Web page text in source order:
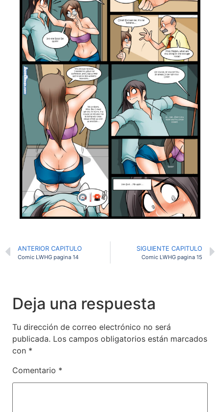
ANTERIOR CAPITULO
Comic LWHG pagina 14
SIGUIENTE CAPITULO
Comic LWHG pagina 15
Deja una respuesta
Tu dirección de correo electrónico no será
publicada. Los campos obligatorios están marcados
con *
Comentario *